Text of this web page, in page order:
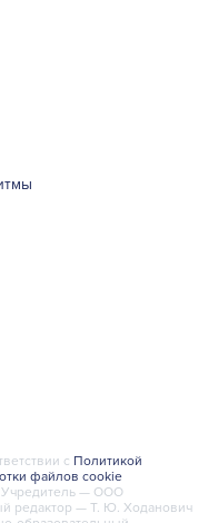
с Политикой
файлов cookie
— ООО
редактор — Т. Ю. Ходанович